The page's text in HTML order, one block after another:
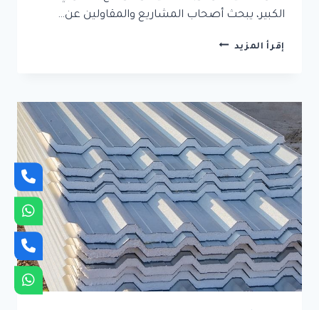
الكبير، يبحث أصحاب المشاريع والمقاولين عن…
إقرأ المزيد تركيب
جدة
بأسعار
منافسة
وخبرة
هندسية
عالية